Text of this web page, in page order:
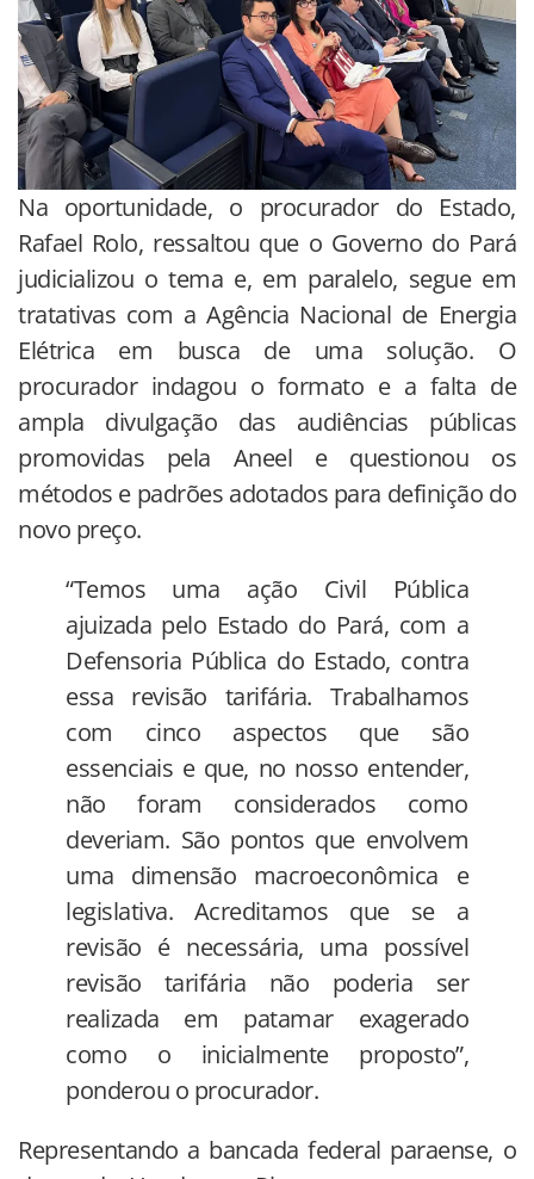
Na oportunidade, o procurador do Estado,
Rafael Rolo, ressaltou que o Governo do Pará
judicializou o tema e, em paralelo, segue em
tratativas com a Agência Nacional de Energia
Elétrica em busca de uma solução. O
procurador indagou o formato e a falta de
ampla divulgação das audiências públicas
promovidas pela Aneel e questionou os
métodos e padrões adotados para definição do
novo preço.
“Temos uma ação Civil Pública
ajuizada pelo Estado do Pará, com a
Defensoria Pública do Estado, contra
essa revisão tarifária. Trabalhamos
com cinco aspectos que são
essenciais e que, no nosso entender,
não foram considerados como
deveriam. São pontos que envolvem
uma dimensão macroeconômica e
legislativa. Acreditamos que se a
revisão é necessária, uma possível
revisão tarifária não poderia ser
realizada em patamar exagerado
como o inicialmente proposto”,
ponderou o procurador.
Representando a bancada federal paraense, o